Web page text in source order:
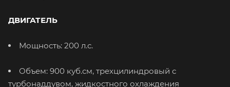
ДВИГАТЕЛЬ
Мощность: 200 л.с.
Объем: 900 куб.см, трехцилиндровый с
турбонаддувом, жидкостного охлаждения